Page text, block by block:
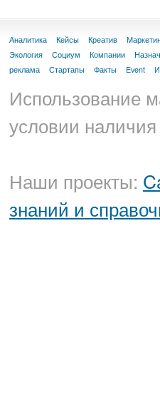
Аналитика Кейсы Креатив
Экология
Социум Компании
реклама
Стартапы Факты Event
Использование
условии
Наши проекты:
знаний и